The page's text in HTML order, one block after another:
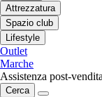
Attrezzatura
Spazio club
Lifestyle
Outlet
Marche
Assistenza post-
Cerca